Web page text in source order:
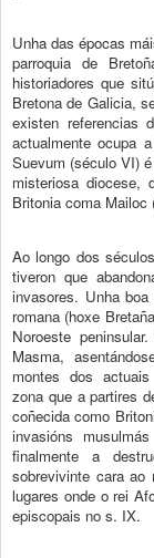
Unha das épocas
parroquia de
historiadores que
Bretona de Galicia,
existen referencias
actualmente ocupa
Suevum (século VI)
misteriosa diocese,
Britonia coma Mailoc
Ao longo dos
tiveron que
invasores. Unha
romana (hoxe
Noroeste
Masma,
montes dos
zona que a partires
coñecida como
invasións
finalmente a
sobrevivinte cara ao
lugares onde o rei
episcopais no s. IX.